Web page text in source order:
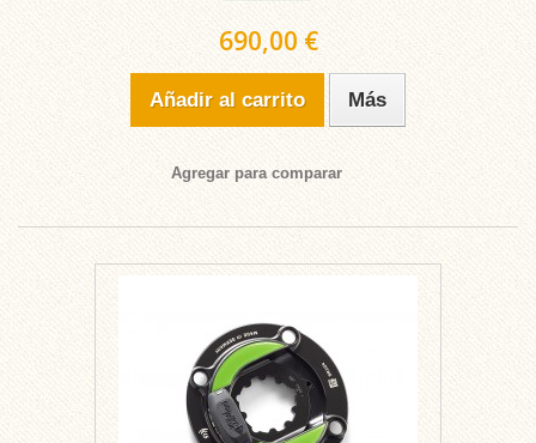
690,00 €
Añadir al carrito Más
Agregar para comparar